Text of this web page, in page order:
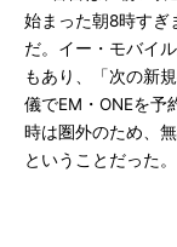
始まった朝8時すぎ
だ。イー・モバイ
もあり、「次の新
儀でEM・ONEを予
時は圏外のため、
ということだった。